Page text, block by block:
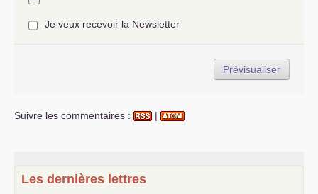
Je veux recevoir la Newsletter
Suivre les commentaires : |
Les dernières lettres